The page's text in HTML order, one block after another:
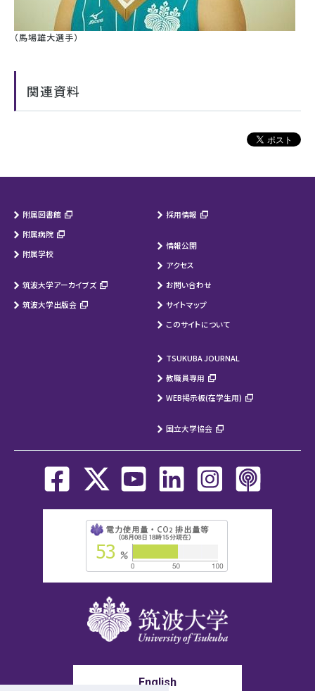
（馬場雄大選手）
関連資料
附属図書館
附属病院
附属学校
筑波大学アーカイブズ
筑波大学出版会
採用情報
情報公開
アクセス
お問い合わせ
サイトマップ
このサイトについて
TSUKUBA JOURNAL
教職員専用
WEB掲示板(在学生用)
国立大学協会
English